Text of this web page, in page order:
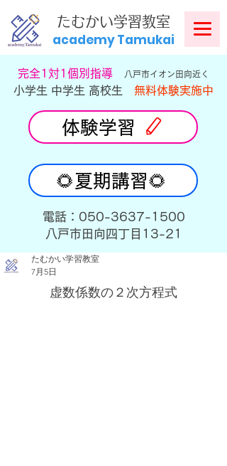
​たむかい学習教室
academy Tamukai
​完全1対1個別指導 八戸市イオン田向近く
小学生 中学生 高校生 無料体験実施中
体験学習
🌻夏期講習🌻
​電話：050-3637-1500
​八戸市田向四丁目13-21
たむかい学習教室
7月5日
虚数係数の２次方程式